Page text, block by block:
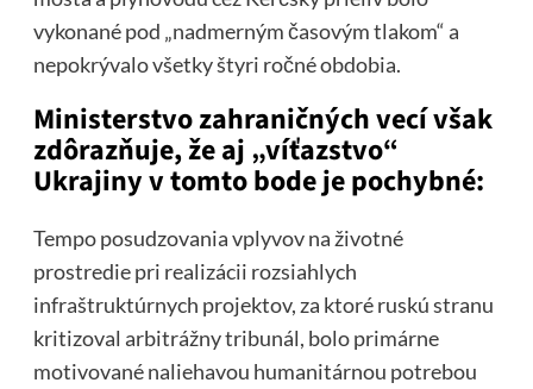
vykonané pod „nadmerným časovým tlakom“ a
nepokrývalo všetky štyri ročné obdobia.
Ministerstvo zahraničných vecí však
zdôrazňuje, že aj „víťazstvo“
Ukrajiny v tomto bode je pochybné:
Tempo posudzovania vplyvov na životné
prostredie pri realizácii rozsiahlych
infraštruktúrnych projektov, za ktoré ruskú stranu
kritizoval arbitrážny tribunál, bolo primárne
motivované naliehavou humanitárnou potrebou